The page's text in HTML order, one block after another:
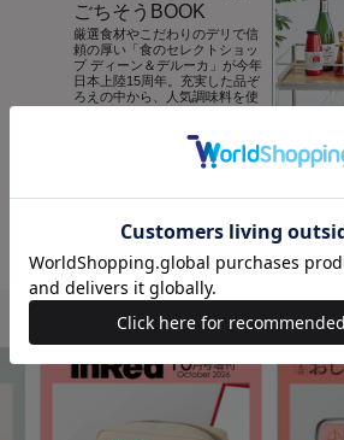
ごちそうBOOK
厳選食材やこだわりのデリで信
頼の厚い「食のセレクトショッ
プ ディーン＆デルーカ」が今年
日本上陸15周年。充実した品ぞ
ろえの中から、人気調味料を使
び”をかなえる最新トピックスを